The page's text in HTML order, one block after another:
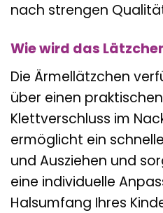
nach strengen
Wie wird das
Die Ärmellätzchen
über einen
Klettverschluss im
ermöglicht ein
und Ausziehen und
eine individuelle
Halsumfang Ihres